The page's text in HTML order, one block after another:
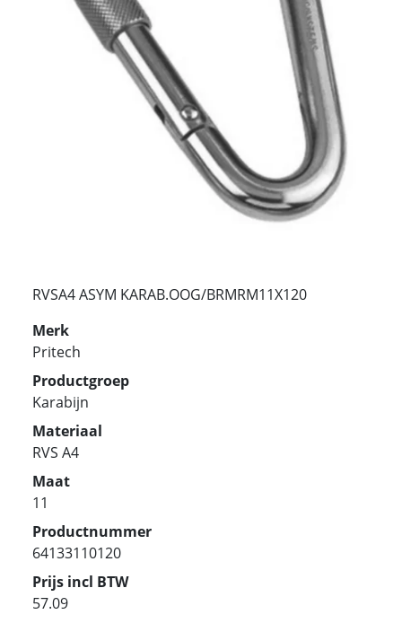
RVSA4 ASYM KARAB.OOG/BRMRM11X120
Merk
Pritech
Productgroep
Karabijn
Materiaal
RVS A4
Maat
11
Productnummer
64133110120
Prijs incl BTW
57.09